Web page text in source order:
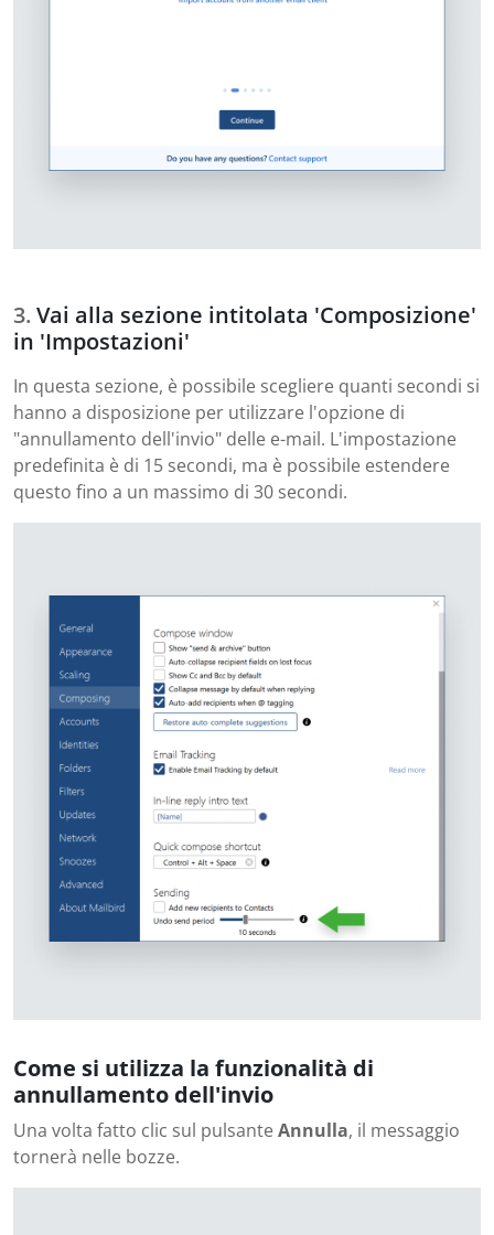
Vai alla sezione intitolata 'Composizione'
in 'Impostazioni'
In questa sezione, è possibile scegliere quanti secondi si
hanno a disposizione per utilizzare l'opzione di
"annullamento dell'invio" delle e-mail. L'impostazione
predefinita è di 15 secondi, ma è possibile estendere
questo fino a un massimo di 30 secondi.
Come si utilizza la funzionalità di
annullamento dell'invio
Una volta fatto clic sul pulsanteAnnulla, il messaggio
tornerà nelle bozze.